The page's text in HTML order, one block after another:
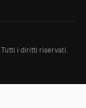
Tutti i diritti riservati.